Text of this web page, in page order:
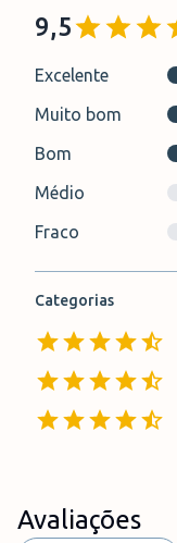
9,5
Excelente
Muito bom
Bom
Médio
Fraco
Categorias
Avaliações